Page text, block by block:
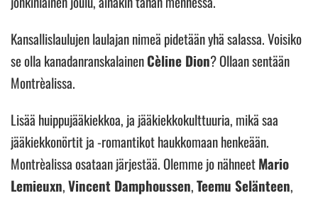
Kansallislaulujen laulajan nimeä pidetään yhä salassa. Voisiko
se olla kanadanranskalainenCèline Dion? Ollaan sentään
Montrèalissa.
Lisää huippujääkiekkoa, ja jääkiekkokulttuuria, mikä saa
jääkiekkonörtit ja -romantikot haukkomaan henkeään.
Montrèalissa osataan järjestää. Olemme jo nähneetMario
Lemieuxn,Vincent Damphoussen,Teemu Selänteen,